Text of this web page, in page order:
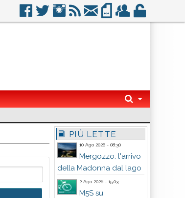
PIÙ LETTE
10 Ago 2026 - 08:30
Mergozzo: l'arrivo
della Madonna dal lago
2 Ago 2026 - 15:03
M5S su